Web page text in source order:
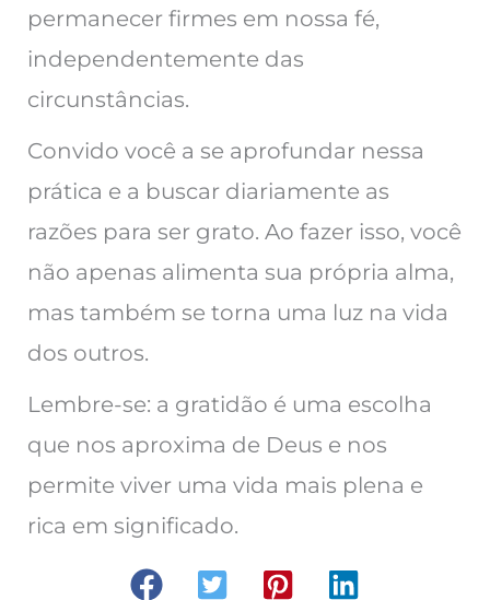
permanecer firmes em nossa fé,
independentemente das
circunstâncias.
Convido você a se aprofundar nessa
prática e a buscar diariamente as
razões para ser grato. Ao fazer isso, você
não apenas alimenta sua própria alma,
mas também se torna uma luz na vida
dos outros.
Lembre-se: a gratidão é uma escolha
que nos aproxima de Deus e nos
permite viver uma vida mais plena e
rica em significado.